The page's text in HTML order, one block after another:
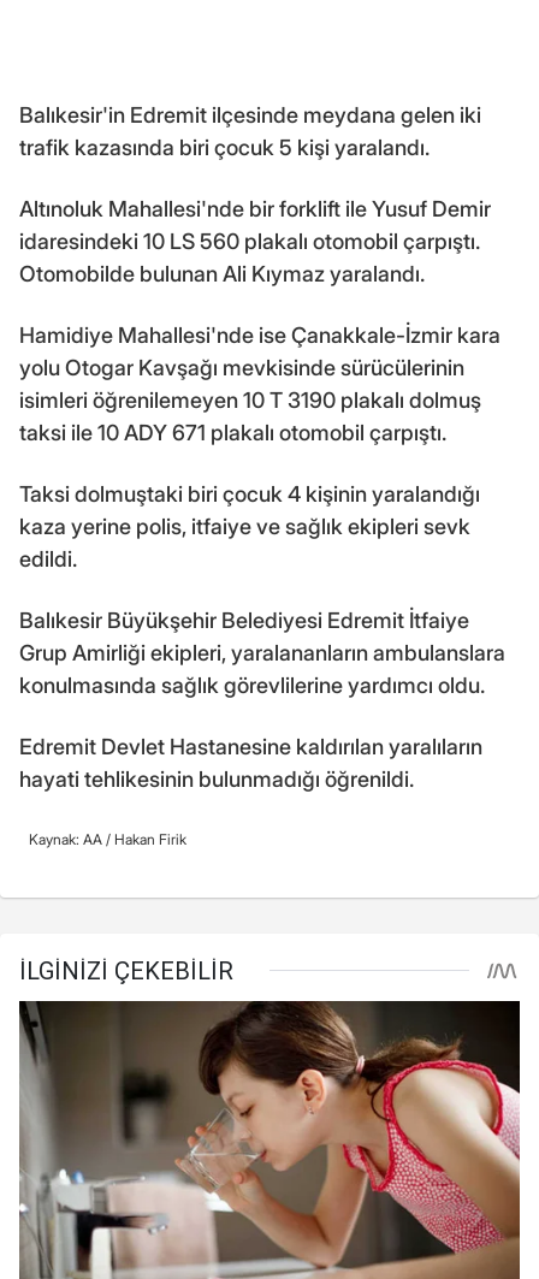
Balıkesir'in Edremit ilçesinde meydana gelen iki
trafik kazasında biri çocuk 5 kişi yaralandı.
Altınoluk Mahallesi'nde bir forklift ile Yusuf Demir
idaresindeki 10 LS 560 plakalı otomobil çarpıştı.
Otomobilde bulunan Ali Kıymaz yaralandı.
Hamidiye Mahallesi'nde ise Çanakkale-İzmir kara
yolu Otogar Kavşağı mevkisinde sürücülerinin
isimleri öğrenilemeyen 10 T 3190 plakalı dolmuş
taksi ile 10 ADY 671 plakalı otomobil çarpıştı.
Taksi dolmuştaki biri çocuk 4 kişinin yaralandığı
kaza yerine polis, itfaiye ve sağlık ekipleri sevk
edildi.
Balıkesir Büyükşehir Belediyesi Edremit İtfaiye
Grup Amirliği ekipleri, yaralananların ambulanslara
konulmasında sağlık görevlilerine yardımcı oldu.
Edremit Devlet Hastanesine kaldırılan yaralıların
hayati tehlikesinin bulunmadığı öğrenildi.
Kaynak: AA / Hakan Firik